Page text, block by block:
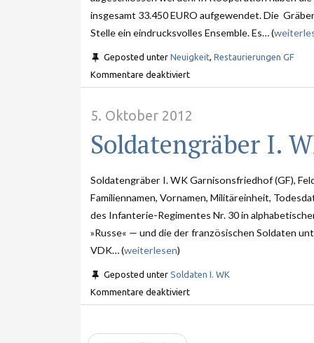
insgesamt 33.450 EURO aufgewendet. Die
Stelle ein eindrucksvolles Ensemble. Es… (
Geposted unter Neuigkeit, Restaurierungen GF
Kommentare deaktiviert
5. Oktober 2012
Soldatengräber I.
Soldatengräber I. WK Garnisonsfriedhof (GF),
Familiennamen, Vornamen, Militäreinheit,
des Infanterie-Regimentes Nr. 30 in
»Russe« — und die der französischen Soldaten
VDK… (weiterlesen)
Geposted unter Soldaten I. WK
Kommentare deaktiviert